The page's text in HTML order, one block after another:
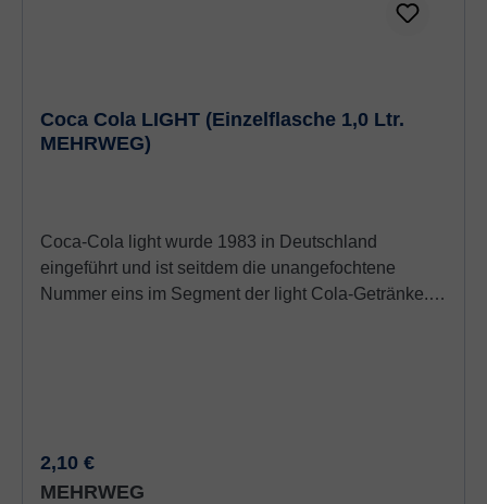
Coca Cola LIGHT (Einzelflasche 1,0 Ltr.
MEHRWEG)
Coca-Cola light wurde 1983 in Deutschland
eingeführt und ist seitdem die unangefochtene
Nummer eins im Segment der light Cola-Getränke.
Regulärer Preis:
2,10 €
MEHRWEG